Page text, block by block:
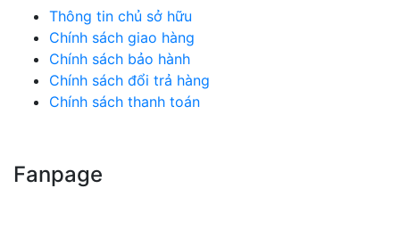
Thông tin chủ sở hữu
Chính sách giao hàng
Chính sách bảo hành
Chính sách đổi trả hàng
Chính sách thanh toán
Fanpage